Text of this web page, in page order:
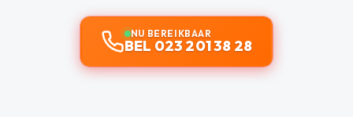
NU BEREIKBAAR
BEL 023 201 38 28